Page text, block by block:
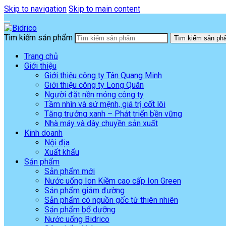
Skip to navigation Skip to main content
Tìm kiếm sản phẩm Tìm kiếm sản
Trang chủ
Giới thiệu
Giới thiệu công ty Tân Quang Minh
Giới thiệu công ty Long Quân
Người đặt nền móng công ty
Tầm nhìn và sứ mệnh, giá trị cốt lõi
Tăng trưởng xanh – Phát triển bền vững
Nhà máy và dây chuyền sản xuất
Kinh doanh
Nội địa
Xuất khẩu
Sản phẩm
Sản phẩm mới
Nước uống Ion Kiềm cao cấp Ion Green
Sản phẩm giảm đường
Sản phẩm có nguồn gốc từ thiên nhiên
Sản phẩm bổ dưỡng
Nước uống Bidrico